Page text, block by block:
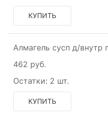
КУПИТЬ
Алмагель сусп д/внутр
462 руб.
Остатки: 2 шт.
КУПИТЬ